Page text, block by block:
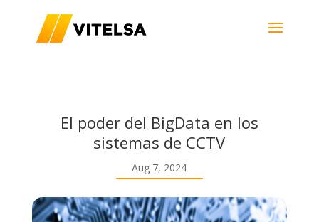
El poder del BigData en los
sistemas de CCTV
Aug 7, 2024